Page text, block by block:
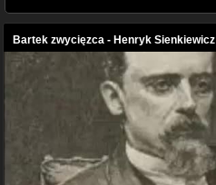
Bartek zwycięzca - Henryk Sienkiewicz